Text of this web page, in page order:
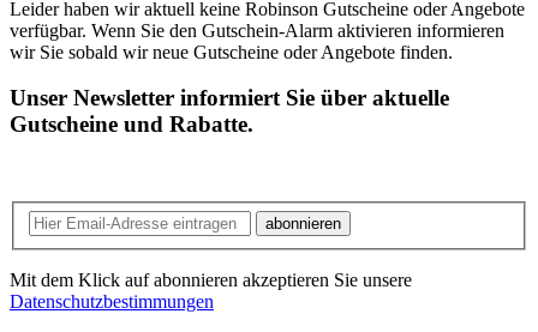
Leider haben wir aktuell keine Robinson Gutscheine oder Angebote
verfügbar. Wenn Sie den Gutschein-Alarm aktivieren informieren
wir Sie sobald wir neue Gutscheine oder Angebote finden.
Unser Newsletter informiert Sie über aktuelle
Gutscheine und Rabatte.
abonnieren
Mit dem Klick auf abonnieren akzeptieren Sie unsere
Datenschutzbestimmungen